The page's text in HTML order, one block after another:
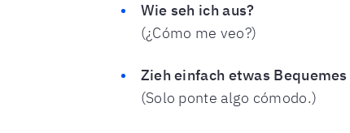
Wie seh ich aus?
(¿Cómo me veo?)
Zieh einfach etwas Bequemes
(Solo ponte algo cómodo.)